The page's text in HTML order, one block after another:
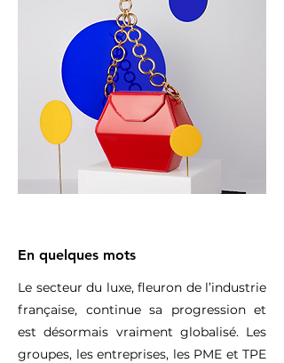
En quelques mots
Le secteur du luxe, fleuron de l’industrie
française, continue sa progression et
est désormais vraiment globalisé. Les
groupes, les entreprises, les PME et TPE